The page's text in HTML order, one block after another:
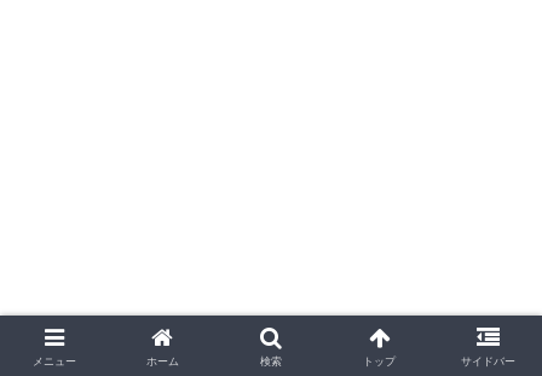
メニュー ホーム 検索 トップ サイドバー